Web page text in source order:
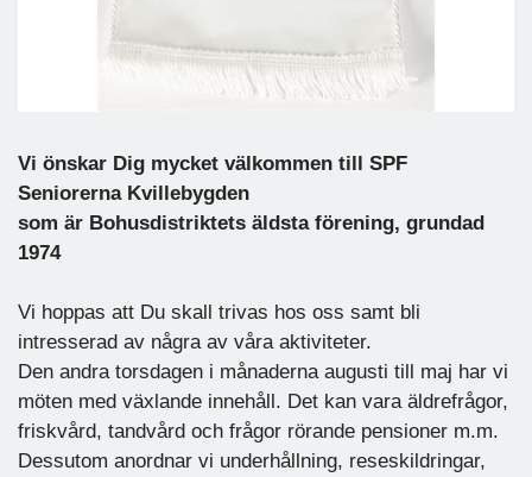
Vi önskar Dig mycket välkommen till SPF
Seniorerna Kvillebygden
som är Bohusdistriktets äldsta förening, grundad
1974
Vi hoppas att Du skall trivas hos oss samt bli
intresserad av några av våra aktiviteter.
Den andra torsdagen i månaderna augusti till maj har vi
möten med växlande innehåll. Det kan vara äldrefrågor,
friskvård, tandvård och frågor rörande pensioner m.m.
Dessutom anordnar vi underhållning, reseskildringar,